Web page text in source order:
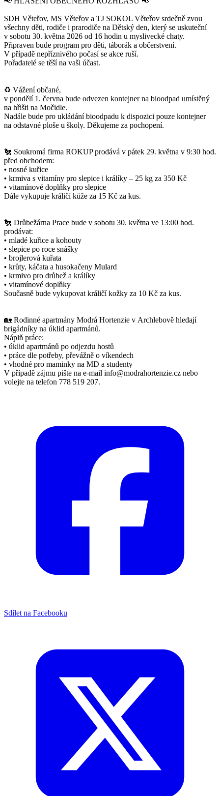
SDH Věteřov, MS Věteřov a TJ SOKOL Věteřov srdečně zvou
všechny děti, rodiče i prarodiče na Dětský den, který se uskuteční
v sobotu 30. května 2026 od 16 hodin u myslivecké chaty.
Připraven bude program pro děti, táborák a občerstvení.
V případě nepříznivého počasí se akce ruší.
Pořadatelé se těší na vaši účast.
♻️ Vážení občané,
v pondělí 1. června bude odvezen kontejner na bioodpad umístěný
na hřišti na Močidle.
Nadále bude pro ukládání bioodpadu k dispozici pouze kontejner
na odstavné ploše u školy. Děkujeme za pochopení.
🐔 Soukromá firma ROKUP prodává v pátek 29. května v 9:30 hod.
před obchodem:
• nosné kuřice
• krmiva s vitamíny pro slepice i králíky – 25 kg za 350 Kč
• vitamínové doplňky pro slepice
Dále vykupuje králičí kůže za 15 Kč za kus.
🐔 Drůbežárna Prace bude v sobotu 30. května ve 13:00 hod.
prodávat:
• mladé kuřice a kohouty
• slepice po roce snášky
• brojlerová kuřata
• krůty, káčata a husokačeny Mulard
• krmivo pro drůbež a králíky
• vitamínové doplňky
Současně bude vykupovat králičí kožky za 10 Kč za kus.
🏡 Rodinné apartmány Modrá Hortenzie v Archlebově hledají
brigádníky na úklid apartmánů.
Náplň práce:
• úklid apartmánů po odjezdu hostů
• práce dle potřeby, převážně o víkendech
• vhodné pro maminky na MD a studenty
V případě zájmu pište na e-mail info@modrahortenzie.cz nebo
volejte na telefon 778 519 207.
Sdílet na Facebooku